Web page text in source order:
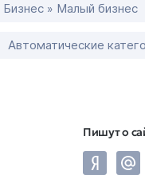
Бизнес » Малый бизнес
Автоматические
Пишут о